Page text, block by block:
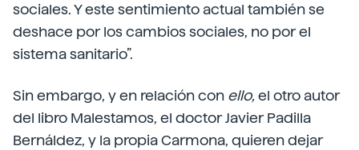
sociales. Y este sentimiento actual también se
deshace por los cambios sociales, no por el
sistema sanitario”.
Sin embargo, y en relación con ello,el otro autor
del libro Malestamos, el doctor Javier Padilla
Bernáldez, y la propia Carmona, quieren dejar